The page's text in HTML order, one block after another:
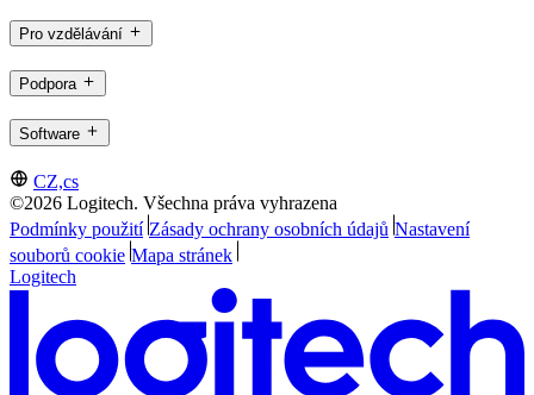
Pro vzdělávání
Podpora
Software
CZ,cs
©2026 Logitech. Všechna práva vyhrazena
Podmínky použití Zásady ochrany osobních údajů Nastavení
souborů cookie Mapa stránek
Logitech